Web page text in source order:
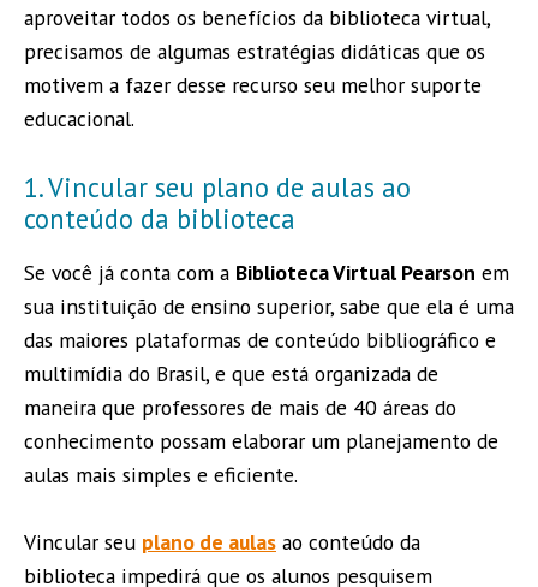
aproveitar todos os benefícios da biblioteca virtual,
precisamos de algumas estratégias didáticas que os
motivem a fazer desse recurso seu melhor suporte
educacional.
1. Vincular seu plano de aulas ao
conteúdo da biblioteca
Se você já conta com a Biblioteca Virtual Pearson em
sua instituição de ensino superior, sabe que ela é uma
das maiores plataformas de conteúdo bibliográfico e
multimídia do Brasil, e que está organizada de
maneira que professores de mais de 40 áreas do
conhecimento possam elaborar um planejamento de
aulas mais simples e eficiente.
Vincular seu plano de aulas ao conteúdo da
biblioteca impedirá que os alunos pesquisem